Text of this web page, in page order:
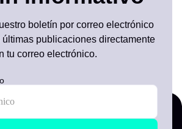
boletín por correo electrónico
publicaciones directamente
tu correo electrónico.